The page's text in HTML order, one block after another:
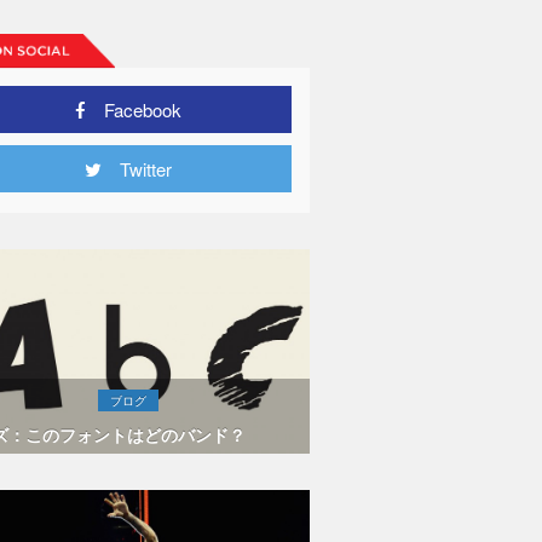
Facebook
Twitter
ブログ
：このフォントはどのバンド？